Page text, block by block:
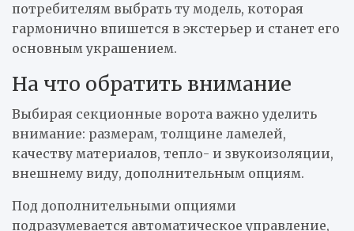
потребителям выбрать ту модель, которая
гармонично впишется в экстерьер и станет его
основным украшением.
На что обратить внимание
Выбирая секционные ворота важно уделить
внимание: размерам, толщине ламелей,
качеству материалов, тепло- и звукоизоляции,
внешнему виду, дополнительным опциям.
Под дополнительными опциями
подразумевается автоматическое управление,